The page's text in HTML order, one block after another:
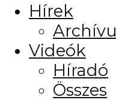
Hírek
Videók
Híradó
Összes